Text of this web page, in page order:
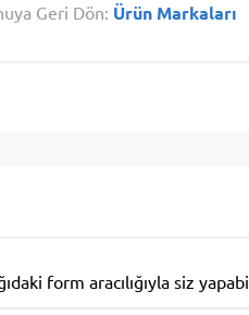
Geri Dön: Ürün Markaları
form aracılığıyla siz